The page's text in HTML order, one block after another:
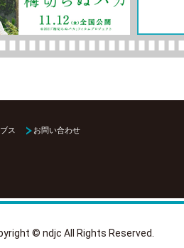
ス お問い合わせ
© ndjc All Rights Reserved.